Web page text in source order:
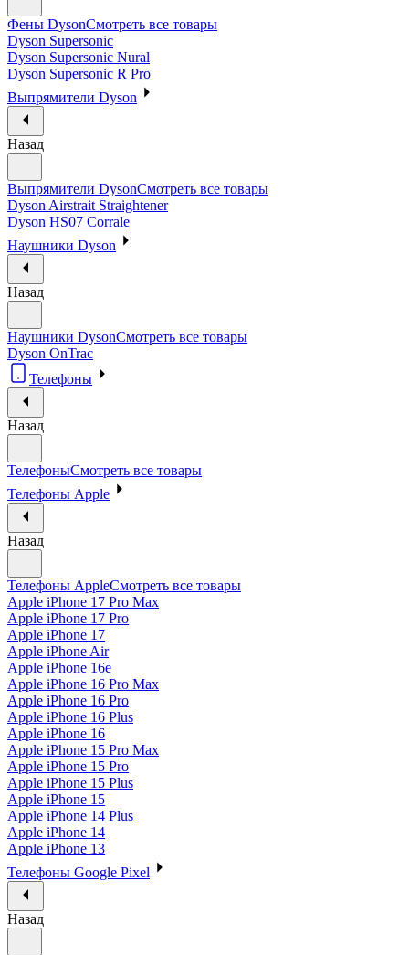
Фены DysonСмотреть все товары
Dyson Supersonic
Dyson Supersonic Nural
Dyson Supersonic R Pro
Выпрямители Dyson
Назад
Выпрямители DysonСмотреть все товары
Dyson Airstrait Straightener
Dyson HS07 Corrale
Наушники Dyson
Назад
Наушники DysonСмотреть все товары
Dyson OnTrac
Телефоны
Назад
ТелефоныСмотреть все товары
Телефоны Apple
Назад
Телефоны AppleСмотреть все товары
Apple iPhone 17 Pro Max
Apple iPhone 17 Pro
Apple iPhone 17
Apple iPhone Air
Apple iPhone 16e
Apple iPhone 16 Pro Max
Apple iPhone 16 Pro
Apple iPhone 16 Plus
Apple iPhone 16
Apple iPhone 15 Pro Max
Apple iPhone 15 Pro
Apple iPhone 15 Plus
Apple iPhone 15
Apple iPhone 14 Plus
Apple iPhone 14
Apple iPhone 13
Телефоны Google Pixel
Назад